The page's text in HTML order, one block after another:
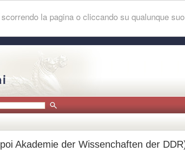
la pagina o cliccando su qualunque suo
Akademie der Wissenchaften der